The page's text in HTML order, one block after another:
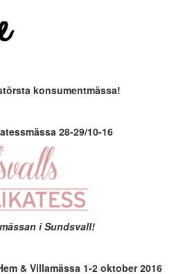
konsumentmässa!
28-29/10-16
i Sundsvall!
& Villamässa 1-2 oktober 2016